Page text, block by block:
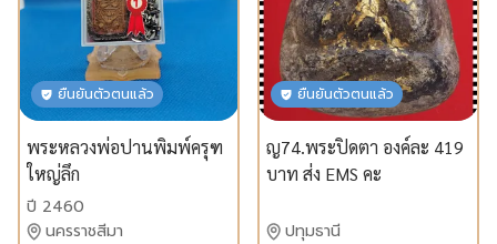
ยืนยันตัวตนแล้ว
พระหลวงพ่อ​ปาน​พิมพ์​ครุฑ​
ใหญ่​ลึก​
ปี 2460
นครราชสีมา
ยืนยันตัวตนแล้ว
ญ74.พระปิดตา องค์ละ 419
บาท ส่ง EMS คะ
ปทุมธานี